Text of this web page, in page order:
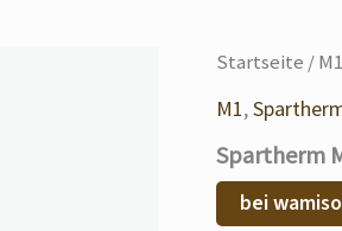
Startseite /M1
M1,
Spartherm
bei